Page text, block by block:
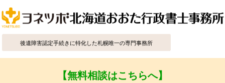
後遺障害認定手続きに特化した札幌唯一の専門事務所
【無料相談はこちらへ】